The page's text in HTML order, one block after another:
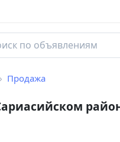
Продажа